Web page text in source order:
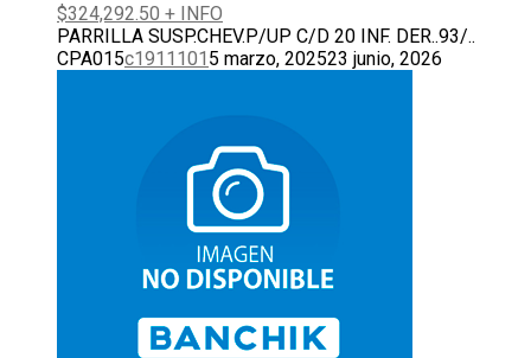
$324,292.50 + INFO
PARRILLA SUSP.CHEV.P/UP C/D 20 INF. DER..93/..
CPA015c1911101 5 marzo, 202523 junio, 2026